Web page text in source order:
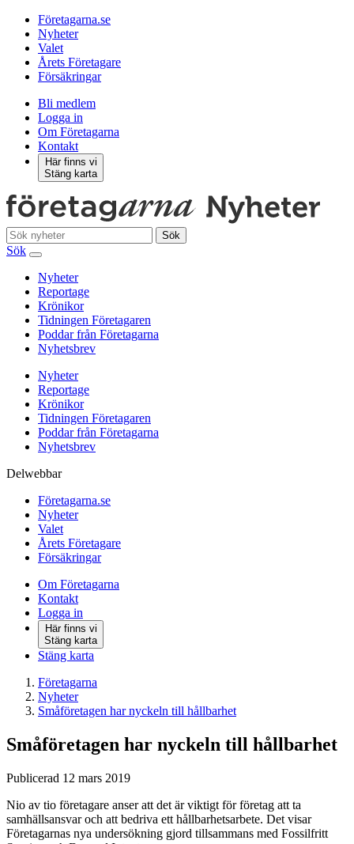
Företagarna.se
Nyheter
Valet
Årets Företagare
Försäkringar
Bli medlem
Logga in
Om Företagarna
Kontakt
Här finns vi
Stäng karta
Sök
Sök
Nyheter
Reportage
Krönikor
Tidningen Företagaren
Poddar från Företagarna
Nyhetsbrev
Nyheter
Reportage
Krönikor
Tidningen Företagaren
Poddar från Företagarna
Nyhetsbrev
Delwebbar
Företagarna.se
Nyheter
Valet
Årets Företagare
Försäkringar
Om Företagarna
Kontakt
Logga in
Här finns vi
Stäng karta
Stäng karta
Företagarna
Nyheter
Småföretagen har nyckeln till hållbarhet
Småföretagen har nyckeln till hållbarhet
Publicerad 12 mars 2019
Nio av tio företagare anser att det är viktigt för företag att ta
samhällsansvar och att bedriva ett hållbarhetsarbete. Det visar
Företagarnas nya undersökning gjord tillsammans med Fossilfritt